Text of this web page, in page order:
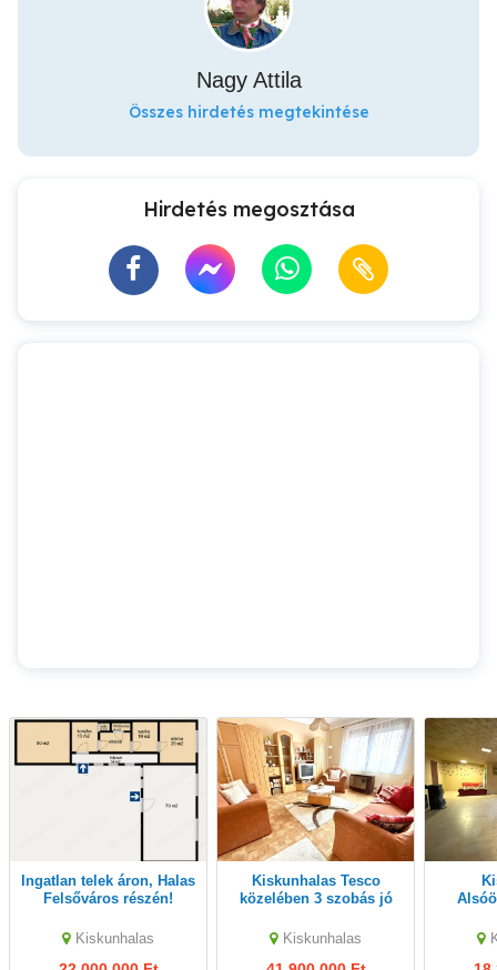
Nagy Attila
Összes hirdetés megtekintése
Hirdetés megosztása
Ingatlan telek áron, Halas
Felsőváros részén!
Kiskunhalas
Kiskunhalas Tesco
közelében 3 szobás jó
Kiskunhalas
Kiskunhalas